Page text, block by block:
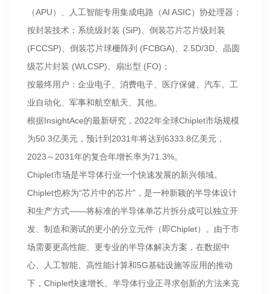
（APU）、人工智能专用集成电路（AI ASIC）协处理器；
按封装技术：系统级封装 (SiP)、倒装芯片芯片级封装
(FCCSP)、倒装芯片球栅阵列 (FCBGA)、2.5D/3D、晶圆
级芯片封装 (WLCSP)、扇出型 (FO)；
按最终用户：企业电子、消费电子、医疗保健、汽车、工
业自动化、军事和航空航天、其他。
根据InsightAce的最新研究，2022年全球Chiplet市场规模
为50.3亿美元，预计到2031年将达到6333.8亿美元，
2023～2031年的复合年增长率为71.3%。
Chiplet市场是半导体行业一个快速发展的新兴领域。
Chiplet也称为“芯片中的芯片”，是一种新颖的半导体设计
和生产方式——将标准的半导体单芯片拆分成可以独立开
发、制造和测试的更小的分立元件（即Chiplet）。由于市
场需要更高性能、更专业的半导体解决方案，在数据中
心、人工智能、高性能计算和5G基础设施等应用的推动
下，Chiplet快速增长。半导体行业正寻求创新的方法来克